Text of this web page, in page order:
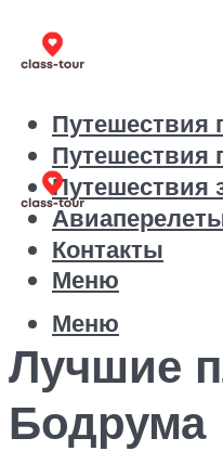
Путешествия
Путешествия
Путешествия
Контакты
Меню
Меню
Лучшие
Бодрума